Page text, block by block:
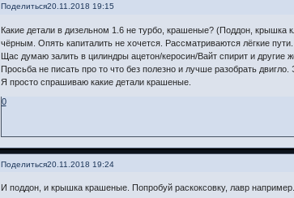
Поделиться20.11.2018 19:15
Какие детали в дизельном 1.6 не турбо, крашеные? (Поддон,
чёрным. Опять капиталить не хочется. Рассматриваются лёгкие
Щас думаю залить в цилиндры ацетон/керосин/Вайт спирит и другие
Просьба не писать про то что без полезно и лучше разобрать
Я просто спрашиваю какие детали крашеные.
0
Поделиться20.11.2018 19:24
И поддон, и крышка крашеные. Попробуй раскоксовку, лавр